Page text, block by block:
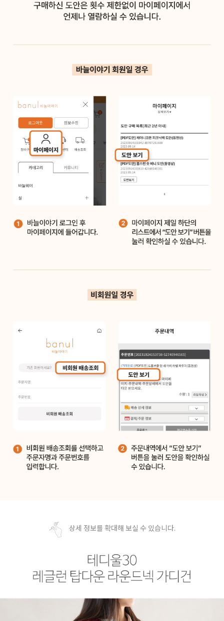
상세 정보를 확대해 보실 수 있습니다.